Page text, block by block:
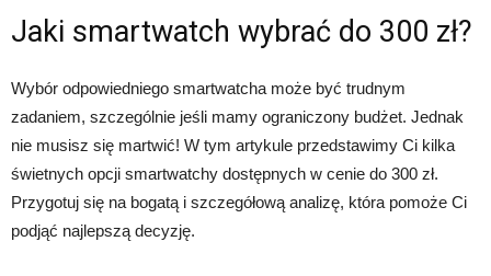
Jaki smartwatch wybrać do 300 zł?
Wybór odpowiedniego smartwatcha może być trudnym
zadaniem, szczególnie jeśli mamy ograniczony budżet. Jednak
nie musisz się martwić! W tym artykule przedstawimy Ci kilka
świetnych opcji smartwatchy dostępnych w cenie do 300 zł.
Przygotuj się na bogatą i szczegółową analizę, która pomoże Ci
podjąć najlepszą decyzję.